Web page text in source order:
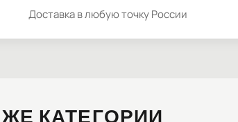
Доставка в любую точку России
КАТЕГОРИИ